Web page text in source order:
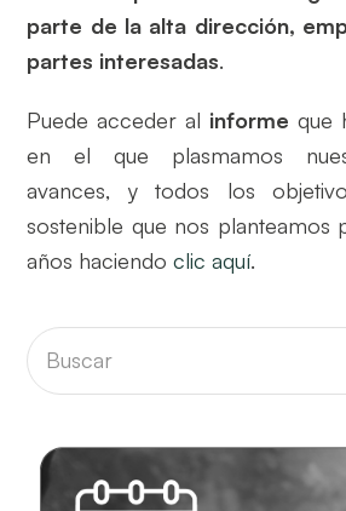
parte de la alta dirección,
partes interesadas.
Puede acceder al informe que
en el que plasmamos
avances, y todos los
sostenible que nos planteamos
años haciendoclic aquí.
Buscar